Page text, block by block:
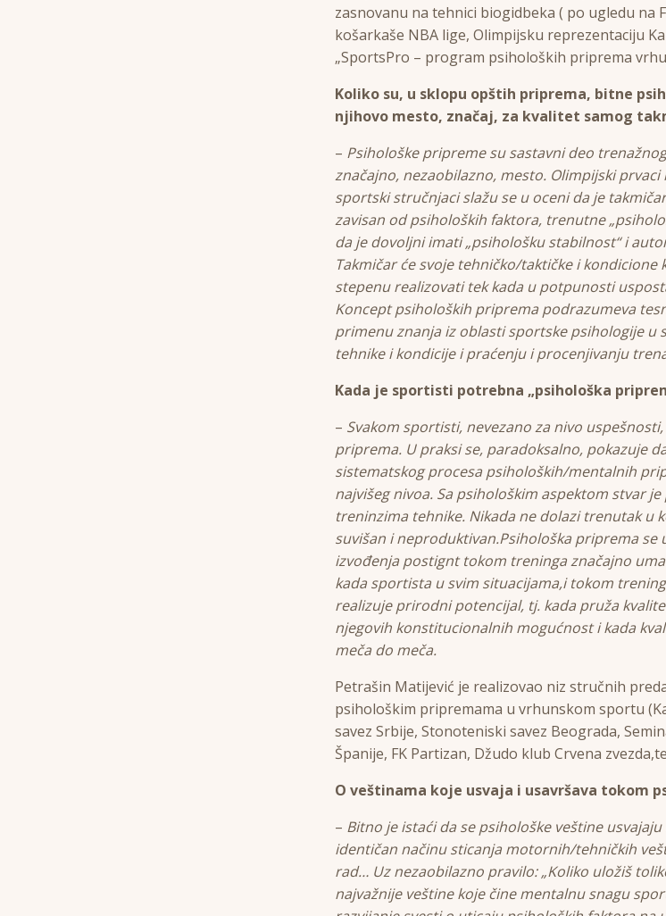
zasnovanu na tehnici biogidbeka ( po ugledu na
košarkaše NBA lige, Olimpijsku reprezentaciju
„SportsPro – program psiholoških priprema
Koliko su, u sklopu opštih priprema, bitne
njihovo mesto, značaj, za kvalitet samog
– Psihološke pripreme su sastavni deo
značajno, nezaobilazno, mesto. Olimpijski
sportski stručnjaci slažu se u oceni da je
zavisan od psiholoških faktora, trenutne
da je dovoljni imati „psihološku stabilnost“ i
Takmičar će svoje tehničko/taktičke i kondicione
stepenu realizovati tek kada u potpunosti
Koncept psiholoških priprema podrazumeva
primenu znanja iz oblasti sportske psihologije u
tehnike i kondicije i praćenju i procenjivanju
Kada je sportisti potrebna „psihološka
– Svakom sportisti, nevezano za nivo
priprema. U praksi se, paradoksalno, pokazuje
sistematskog procesa psiholoških/mentalnih
najvišeg nivoa. Sa psihološkim aspektom stvar
treninzima tehnike. Nikada ne dolazi trenutak u
suvišan i neproduktivan.Psihološka priprema se
izvođenja postignt tokom treninga značajno
kada sportista u svim situacijama,i tokom
realizuje prirodni potencijal, tj. kada pruža
njegovih konstitucionalnih mogućnost i kada
meča do meča.
Petrašin Matijević je realizovao niz stručnih
psihološkim pripremama u vrhunskom sportu
savez Srbije, Stonoteniski savez Beograda,
Španije, FK Partizan, Džudo klub Crvena
O veštinama koje usvaja i usavršava tokom
– Bitno je istaći da se psihološke veštine
identičan načinu sticanja motornih/tehničkih
rad… Uz nezaobilazno pravilo: „Koliko uložiš
najvažnije veštine koje čine mentalnu snagu